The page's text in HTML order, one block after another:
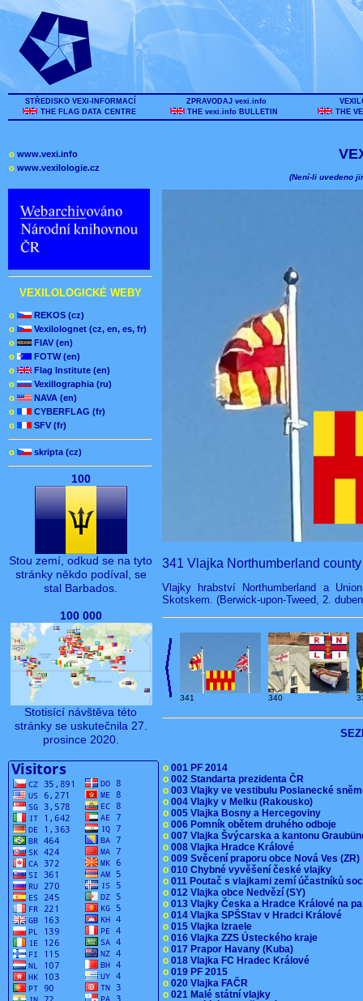
STŘEDISKO VEXI-INFORMACÍ
THE FLAG DATA CENTRE
ZPRAVODAJ vexi.info
THE vexi.info BULLETIN
THE
o www.vexi.info
o www.vexilologie.cz
VEXILOLOGICKÉ WEBY
o
REKOS (cz)
o
Vexilolognet (cz, en, es, fr)
o
FIAV (en)
o
FOTW (en)
o
Flag Institute (en)
o
Vexillographia (ru)
o
NAVA (en)
o
CYBERFLAG (fr)
o
SFV (fr)
o skripta (cz)
100
Stou zemí, odkud se na tyto
stránky někdo podíval, se
stal Barbados.
100 000
Stotisící návštěva této
stránky se uskutečnila 27.
prosince 2020.
(Není-li uvedeno
341 Vlajka Northumberland
Vlajky hrabství Northumberland a
Skotskem. (Berwick-upon-Tweed, 2.
341 340
o 001 PF 2014
o 002 Standarta prezidenta ČR
o 003 Vlajky ve vestibulu Poslanecké
o 004 Vlajky v Melku (Rakousko)
o 005 Vlajka Bosny a Hercegoviny
o 006 Pomník obětem druhého odboje
o 007 Vlajka Švýcarska a kantonu
o 008 Vlajka Hradce Králové
o 009 Svěcení praporu obce Nová Ves
o 010 Chybné vyvěšení české vlajky
o 011 Poutač s vlajkami zemí účastníků
o 012 Vlajka obce Nedvězí (SY)
o 013 Vlajky Česka a Hradce Králové na
o 014 Vlajka SPŠStav v Hradci Králové
o 015 Vlajka Izraele
o 016 Vlajka ZZS Ústeckého kraje
o 017 Prapor Havany (Kuba)
o 018 Vlajka FC Hradec Králové
o 019 PF 2015
o 020 Vlajka FAČR
o 021 Malé státní vlajky